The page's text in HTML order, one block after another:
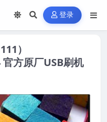
登录
）
方原厂USB刷机